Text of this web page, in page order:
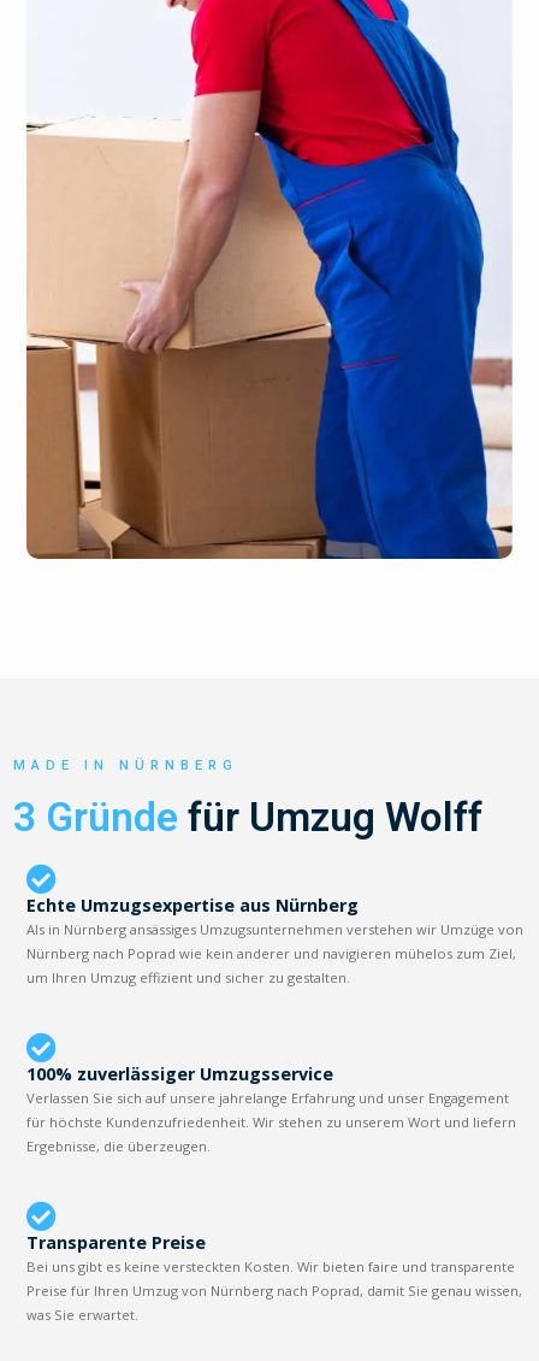
MADE IN NÜRNBERG
3 Gründe für Umzug Wolff
Echte Umzugsexpertise aus Nürnberg
Als in Nürnberg ansässiges Umzugsunternehmen verstehen wir Umzüge von
Nürnberg nach Poprad wie kein anderer und navigieren mühelos zum Ziel,
um Ihren Umzug effizient und sicher zu gestalten.
100% zuverlässiger Umzugsservice
Verlassen Sie sich auf unsere jahrelange Erfahrung und unser Engagement
für höchste Kundenzufriedenheit. Wir stehen zu unserem Wort und liefern
Ergebnisse, die überzeugen.
Transparente Preise
Bei uns gibt es keine versteckten Kosten. Wir bieten faire und transparente
Preise für Ihren Umzug von Nürnberg nach Poprad, damit Sie genau wissen,
was Sie erwartet.